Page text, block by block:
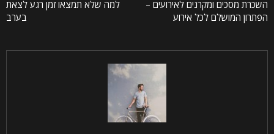
השכרת מסכים ומקרנים לאירועים –
הפתרון המושלם לכל אירוע
למה שלא תמצאו זמן רגע לצאת
בערב